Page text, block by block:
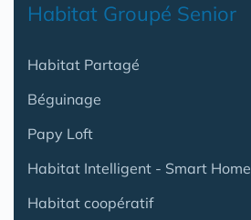
Habitat Groupé Senior
Habitat Partagé
Béguinage
Papy Loft
Habitat Intelligent - Smart Home
Habitat coopératif